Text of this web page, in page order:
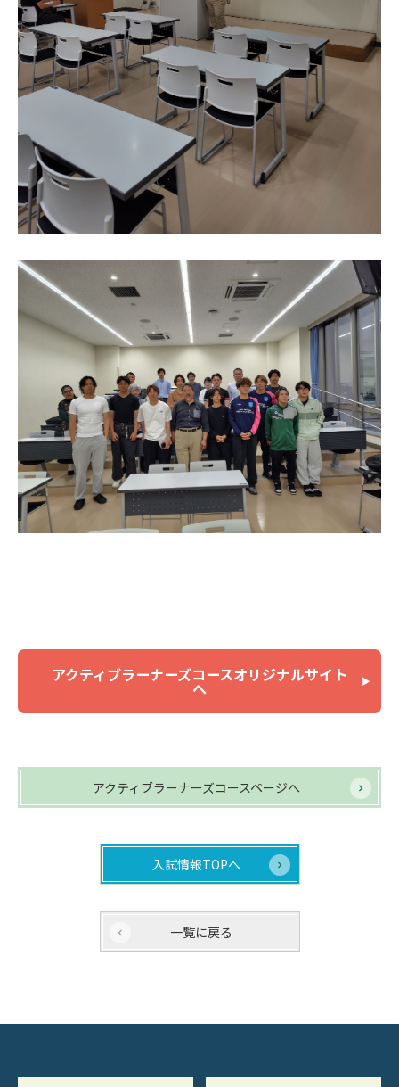
アクティブラーナーズコースオリジナルサイト
へ
アクティブラーナーズコースページへ
入試情報TOPへ
一覧に戻る